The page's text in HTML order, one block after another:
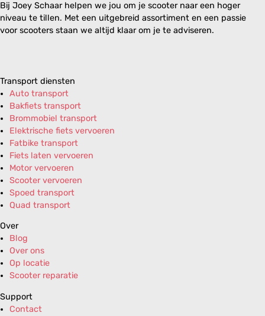
Bij Joey Schaar helpen we jou om je scooter naar een hoger
niveau te tillen. Met een uitgebreid assortiment en een passie
voor scooters staan we altijd klaar om je te adviseren.
Transport diensten
Auto transport
Bakfiets transport
Brommobiel transport
Elektrische fiets vervoeren
Fatbike transport
Fiets laten vervoeren
Motor vervoeren
Scooter vervoeren
Spoed transport
Quad transport
Over
Blog
Over ons
Op locatie
Scooter reparatie
Support
Contact